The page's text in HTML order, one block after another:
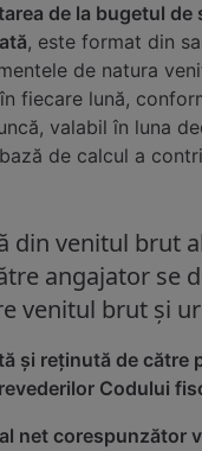
de la bugetul de
, este format din
de natura
fiecare lună,
valabil în luna
de calcul a
din venitul brut
angajator se
venitul brut şi
și reținută de către
Codului
net corespunzător